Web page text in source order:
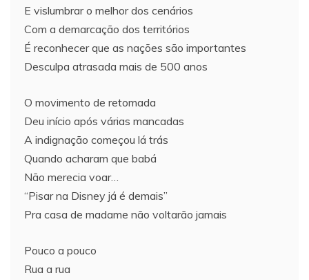
E vislumbrar o melhor dos cenários
Com a demarcação dos territórios
É reconhecer que as nações são importantes
Desculpa atrasada mais de 500 anos
O movimento de retomada
Deu início após várias mancadas
A indignação começou lá trás
Quando acharam que babá
Não merecia voar…
“Pisar na Disney já é demais”
Pra casa de madame não voltarão jamais
Pouco a pouco
Rua a rua